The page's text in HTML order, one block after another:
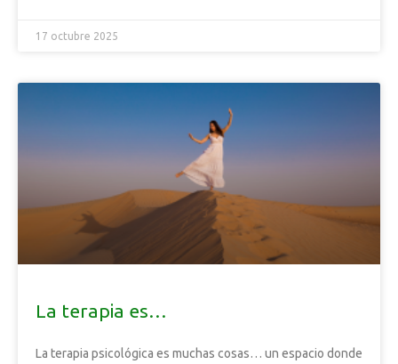
17 octubre 2025
La terapia es…
La terapia psicológica es muchas cosas… un espacio donde